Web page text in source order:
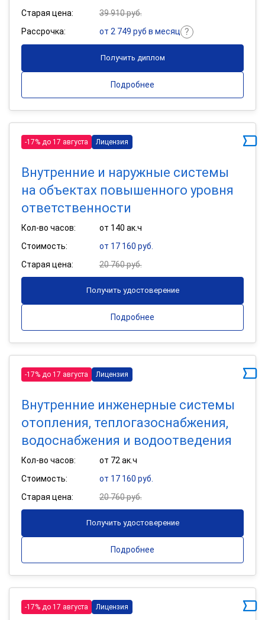
Старая цена:
39 910 руб.
Рассрочка:
от 2 749 руб в месяц
Получить диплом
Подробнее
-17% до 17 августа Лицензия
Внутренние и наружные системы
на объектах повышенного уровня
ответственности
Кол-во часов:
от 140 ак.ч
Стоимость:
от 17 160 руб.
Старая цена:
20 760 руб.
Получить удостоверение
Подробнее
-17% до 17 августа Лицензия
Внутренние инженерные системы
отопления, теплогазоснабжения,
водоснабжения и водоотведения
Кол-во часов:
от 72 ак.ч
Стоимость:
от 17 160 руб.
Старая цена:
20 760 руб.
Получить удостоверение
Подробнее
-17% до 17 августа Лицензия